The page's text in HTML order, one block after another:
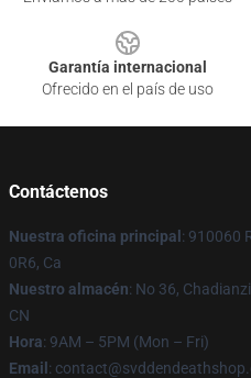
Garantía internacional
Ofrecido en el país de uso
Contáctenos
Nuestra oficina principal : 910060
0R6, Ca
Nuestro almacén: No 36,
CN
Hora: 9AM – 5PM (Mon – Fri)
Email :